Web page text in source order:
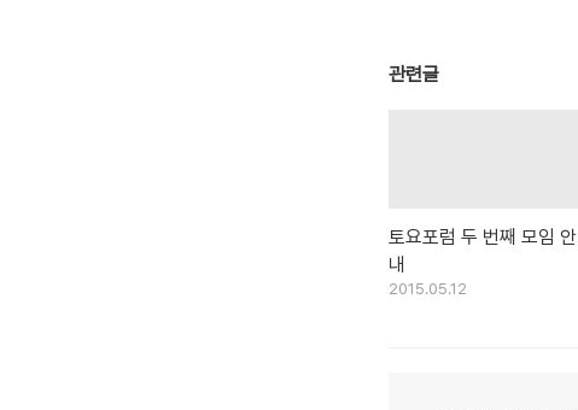
관련글
토요포럼 두 번째 모임 안
내
2015.05.12